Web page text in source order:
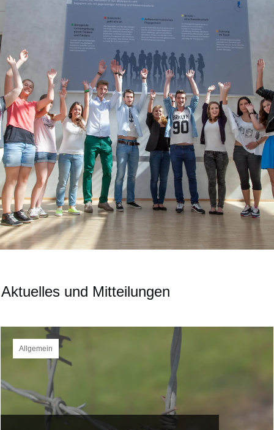
Aktuelles und Mitteilungen
Allgemein